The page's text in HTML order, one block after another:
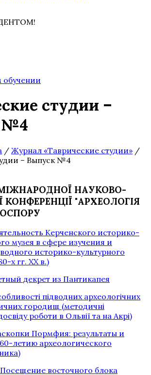
студии –
№4
/ Журнал «Таврические студии» /
– Выпуск №4
НАУКОВО-
"АРХЕОЛОГІЯ
Керченского историко-
музея в сфере изучения и
историко-культурного
х гг. ХХ в.)
декрет из Пантикапея
підводних археологічних
городищ (методичні
роботи в Ольвії та на Акрі)
Пормфия: результаты и
летию археологического
восточного блока